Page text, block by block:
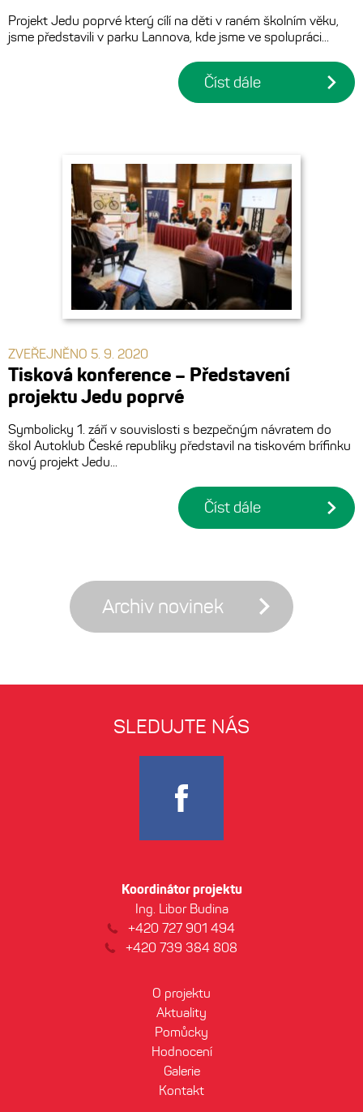
Projekt Jedu poprvé který cílí na děti v raném školním věku,
jsme představili v parku Lannova, kde jsme ve spolupráci...
Číst dále
ZVEŘEJNĚNO 5. 9. 2020
Tisková konference – Představení
projektu Jedu poprvé
Symbolicky 1. září v souvislosti s bezpečným návratem do
škol Autoklub České republiky představil na tiskovém brífinku
nový projekt Jedu...
Číst dále
Archiv novinek
SLEDUJTE NÁS
Koordinátor projektu
Ing. Libor Budina
+420 727 901 494
+420 739 384 808
O projektu
Aktuality
Pomůcky
Hodnocení
Galerie
Kontakt